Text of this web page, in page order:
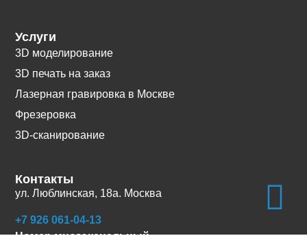
Услуги
3D моделирование
3D печать на заказ
Лазерная гравировка в Москве
Фрезеровка
3D-сканирование
Контакты
ул. Люблинская, 18а. Москва
+7 926 061-04-13
Номер многоканальный